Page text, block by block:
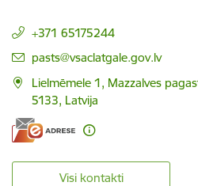
+371 65175244
E-pasts:
pasts@vsaclatgale.gov.lv
Lielmēmele 1, Mazzalves
5133, Latvija
Visi kontakti